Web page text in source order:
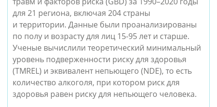
для 21 региона, включая 204 страны
и территории. Данные были проанализированы
по полу и возрасту для лиц 15-95 лет и старше.
Ученые вычислили теоретический минимальный
уровень подверженности риску для здоровья
(TMREL) и эквивалент непьющего (NDE), то есть
количество алкоголя, при котором риск для
здоровья равен риску для непьющего человека.